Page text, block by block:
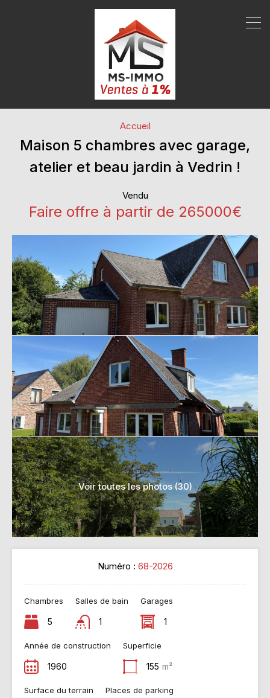
Accueil
Maison 5 chambres avec garage,
atelier et beau jardin à Vedrin !
Vendu
Faire offre à partir de 265000€
Voir toutes les photos (30)
Numéro : 68-2026
Chambres
5
Salles de bain
1
Garages
1
Année de construction
1960
Superficie
155 m²
Surface du terrain Places de parking